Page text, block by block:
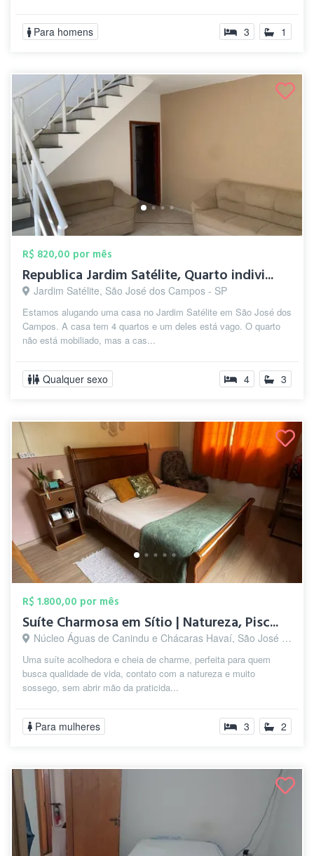
Para homens 3 1
R$ 820,00 por mês
Republica Jardim Satélite, Quarto indivi...
Jardim Satélite, São José dos Campos - SP
Estamos alugando uma casa no Jardim Satélite em São José dos
Campos. A casa tem 4 quartos e um deles está vago. O quarto
não está mobiliado, mas a cas...
Qualquer sexo 4 3
R$ 1.800,00 por mês
Suíte Charmosa em Sítio | Natureza, Pisc...
Núcleo Águas de Canindu e Chácaras Havaí, São José dos Campos - SP
Uma suíte acolhedora e cheia de charme, perfeita para quem
busca qualidade de vida, contato com a natureza e muito
sossego, sem abrir mão da praticida...
Para mulheres 3 2